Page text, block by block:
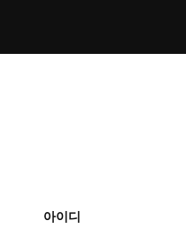
아이디